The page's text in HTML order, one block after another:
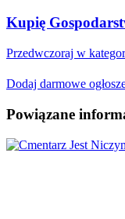
Kupię
Przedwczoraj w
Dodaj darmowe
Powiązane